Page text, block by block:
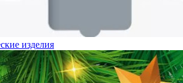
изделия